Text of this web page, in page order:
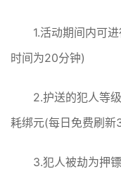
1.活动期间内可
时间为20分钟)
2.护送的犯人等
耗绑元(每日免费刷新
3.犯人被劫为押